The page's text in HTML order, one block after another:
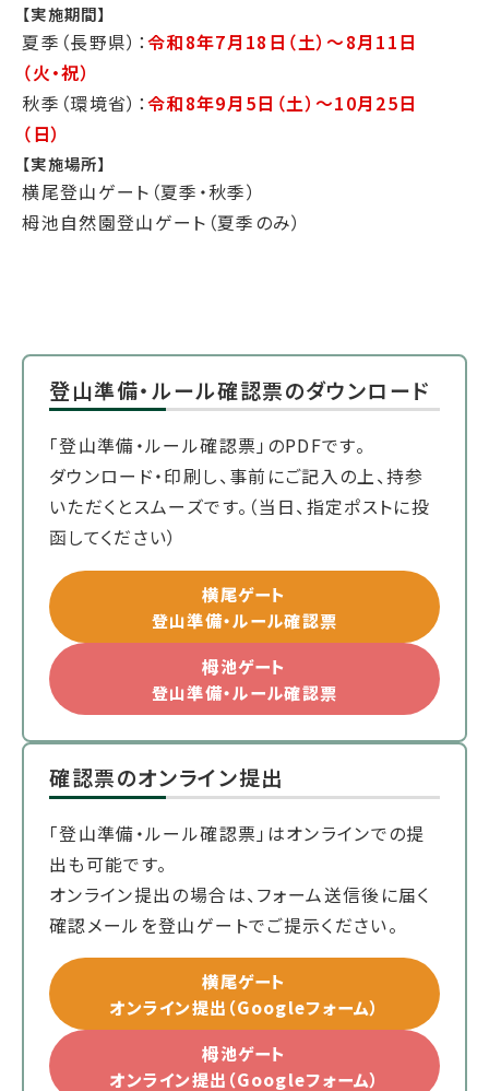
【実施期間】
夏季（長野県）：令和8年7月18日（土）〜8月11日
（火・祝）
秋季（環境省）：令和8年9月5日（土）〜10月25日
（日）
【実施場所】
横尾登山ゲート（夏季・秋季）
栂池自然園登山ゲート（夏季のみ）
登山準備・ルール確認票のダウンロード
「登山準備・ルール確認票」のPDFです。
ダウンロード・印刷し、事前にご記入の上、持参
いただくとスムーズです。（当日、指定ポストに投
函してください）
横尾ゲート
登山準備・ルール確認票
栂池ゲート
登山準備・ルール確認票
確認票のオンライン提出
「登山準備・ルール確認票」はオンラインでの提
出も可能です。
オンライン提出の場合は、フォーム送信後に届く
確認メールを登山ゲートでご提示ください。
横尾ゲート
オンライン提出（Googleフォーム）
栂池ゲート
オンライン提出（Googleフォーム）